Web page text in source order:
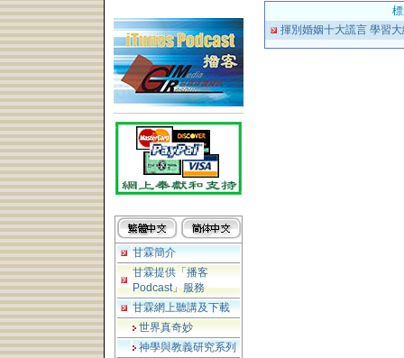
甘霖簡介
甘霖提供「播客
Podcast」服務
甘霖網上聽講及下載
世界真奇妙
神學與教義研究系列
揮別婚姻十大謊言 學習